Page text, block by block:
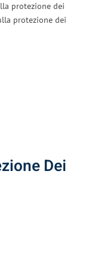
protezione dei
protezione dei
Dei